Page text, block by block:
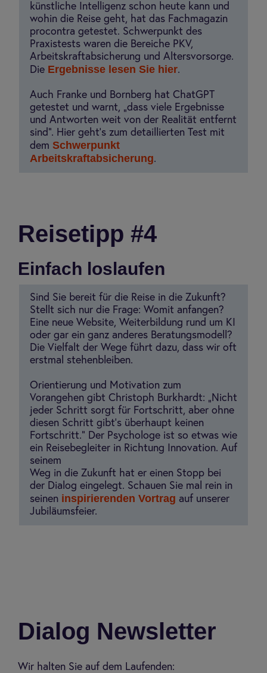
künstliche Intelligenz schon heute kann und
wohin die Reise geht, hat das Fachmagazin
procontra getestet. Schwerpunkt des
Praxistests waren die Bereiche PKV,
Arbeitskraftabsicherung und Altersvorsorge.
Die Ergebnisse lesen Sie hier.
Auch Franke und Bornberg hat ChatGPT
getestet und warnt, „dass viele Ergebnisse
und Antworten weit von der Realität entfernt
sind“. Hier geht’s zum detaillierten Test mit
dem Schwerpunkt
Arbeitskraftabsicherung.
Rei­se­tipp #4
Einfach loslaufen
Sind Sie bereit für die Reise in die Zukunft?
Stellt sich nur die Frage: Womit anfangen?
Eine neue Website, Weiterbildung rund um KI
oder gar ein ganz anderes Beratungsmodell?
Die Vielfalt der Wege führt dazu, dass wir oft
erstmal stehenbleiben.
Orientierung und Motivation zum
Vorangehen gibt Christoph Burkhardt: „Nicht
jeder Schritt sorgt für Fortschritt, aber ohne
diesen Schritt gibt’s überhaupt keinen
Fortschritt.“ Der Psychologe ist so etwas wie
ein Reisebegleiter in Richtung Innovation. Auf
seinem
Weg in die Zukunft hat er einen Stopp bei
der Dialog eingelegt. Schauen Sie mal rein in
seinen inspirierenden Vortrag auf unserer
Jubiläumsfeier.
Dialog Newsletter
Wir halten Sie auf dem Laufenden: